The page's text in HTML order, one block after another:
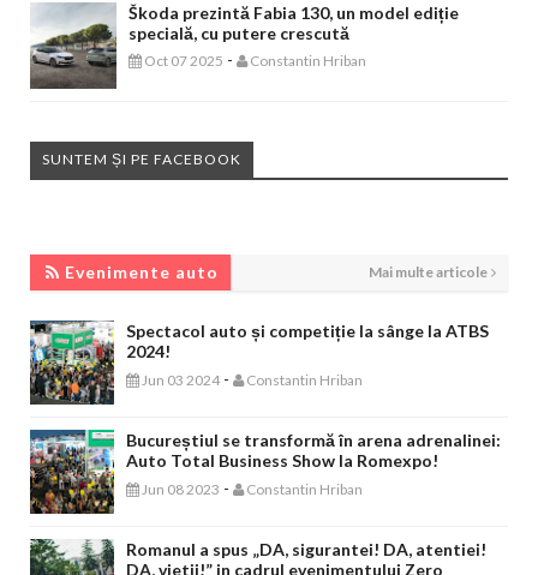
Škoda prezintă Fabia 130, un model ediție
specială, cu putere crescută
Oct 07 2025 - Constantin Hriban
SUNTEM ȘI PE FACEBOOK
Evenimente auto Mai multe articole
Spectacol auto și competiție la sânge la ATBS
2024!
Jun 03 2024 - Constantin Hriban
Bucureștiul se transformă în arena adrenalinei:
Auto Total Business Show la Romexpo!
Jun 08 2023 - Constantin Hriban
Romanul a spus „DA, sigurantei! DA, atentiei!
DA, vietii!” in cadrul evenimentului Zero